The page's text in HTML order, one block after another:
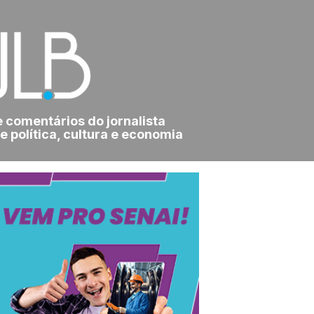
comentários do jornalista
política, cultura e economia